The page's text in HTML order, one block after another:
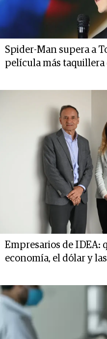
Spider-Man supera a
película más taquillera
Empresarios de IDEA:
economía, el dólar y